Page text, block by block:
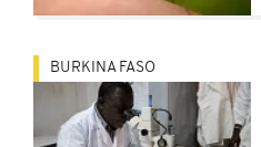
BURKINA FASO